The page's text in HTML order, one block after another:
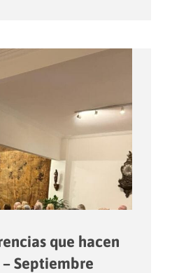
que hacen
Septiembre